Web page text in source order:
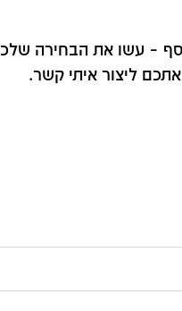
כסף – עשו את הבחירה
ליצור איתי קשר.